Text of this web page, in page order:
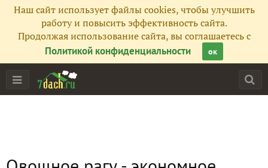
Наш сайт использует файлы cookies, чтобы улучшить
работу и повысить эффективность сайта.
Продолжая использование сайта, вы соглашаетесь с
Политикой конфиденциальности
ок